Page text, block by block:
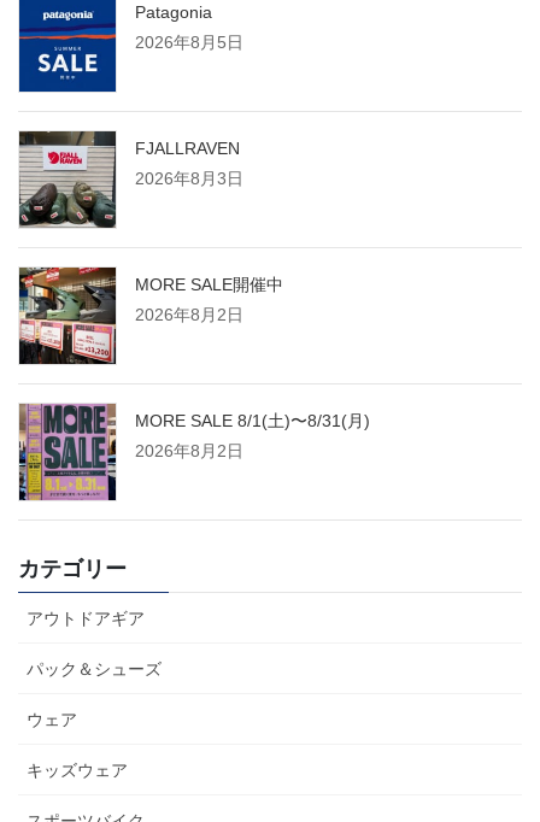
Patagonia
2026年8月5日
FJALLRAVEN
2026年8月3日
MORE SALE開催中
2026年8月2日
MORE SALE 8/1(土)〜8/31(月)
2026年8月2日
カテゴリー
アウトドアギア
パック＆シューズ
ウェア
キッズウェア